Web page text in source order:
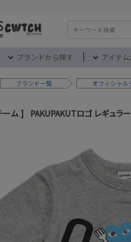
ブランドから探す アイテ
ブランド オフィシャル
ーム PAKUPAKUTロゴ レギュラ